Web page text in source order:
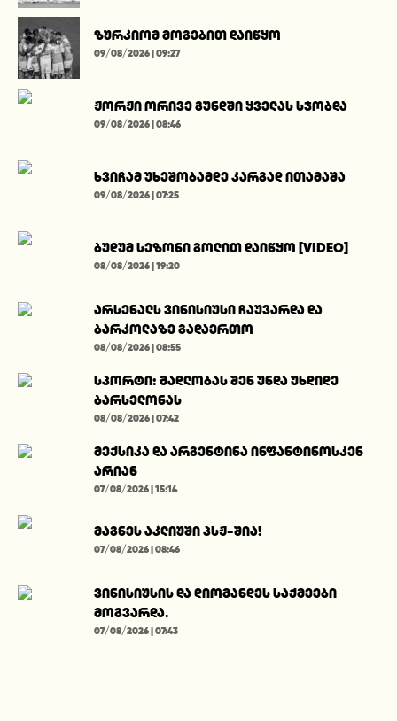
ზურკიომ მოგებით დაიწყო
09/08/2026 | 09:27
ჟორჟი ორივე გუნდში ყველას სჯობდა
09/08/2026 | 08:46
ხვიჩამ უხეშობამდე კარგად ითამაშა
09/08/2026 | 07:25
ბუდუმ სეზონი გოლით დაიწყო [VIDEO]
08/08/2026 | 19:20
არსენალს ვინისიუსი ჩაუვარდა და
ბარკოლაზე გადაერთო
08/08/2026 | 08:55
სპორტი: მადლობას შენ უნდა უხდიდე
ბარსელონას
08/08/2026 | 07:42
მექსიკა და არგენტინა ინფანტინოსკენ
არიან
07/08/2026 | 15:14
მაგნეს აკლიუში პსჟ-შია!
07/08/2026 | 08:46
ვინისიუსის და დიომანდეს საქმეები
მოგვარდა.
07/08/2026 | 07:43